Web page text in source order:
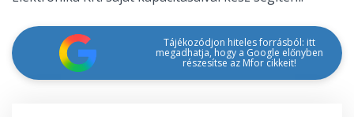
Tájékozódjon hiteles forrásból: itt
megadhatja, hogy a Google előnyben
részesítse az Mfor cikkeit!